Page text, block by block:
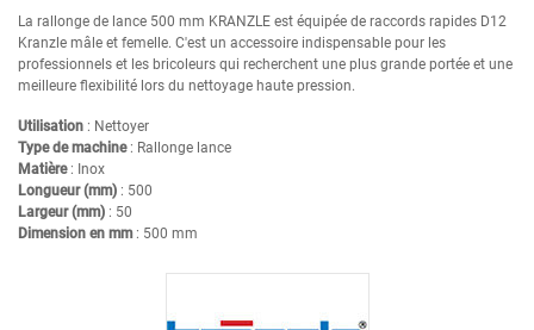
La rallonge de lance 500 mm KRANZLE est équipée de raccords rapides D12
Kranzle mâle et femelle. C'est un accessoire indispensable pour les
professionnels et les bricoleurs qui recherchent une plus grande portée et une
meilleure flexibilité lors du nettoyage haute pression.
Utilisation : Nettoyer
Type de machine: Rallonge lance
Matière: Inox
Longueur (mm) : 500
Largeur (mm) : 50
Dimension en mm: 500 mm